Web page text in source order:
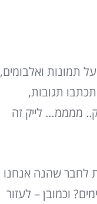
תמונות ואלבומים,
תגובות,
ממממ… לייק זה
לחבר שהנה אנחנו
וכמובן – לעזור